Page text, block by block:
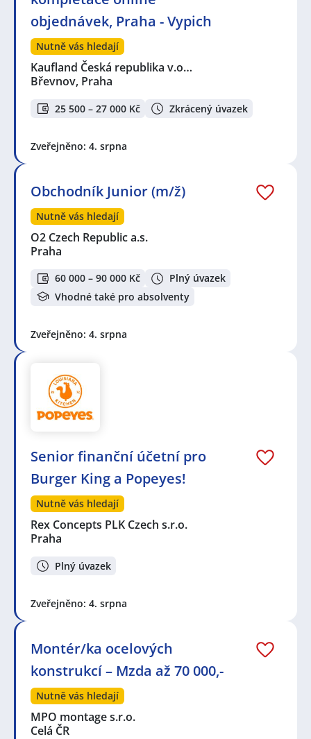
objednávek, Praha - Vypich
Nutně vás hledají
Kaufland Česká republika v.o…
Břevnov, Praha
25 500 – 27 000 Kč Zkrácený úvazek
Zveřejněno: 4. srpna
Obchodník Junior (m/ž)
Nutně vás hledají
O2 Czech Republic a.s.
Praha
60 000 – 90 000 Kč
Plný úvazek
Vhodné také pro absolventy
Zveřejněno: 4. srpna
Senior finanční účetní pro
Burger King a Popeyes!
Nutně vás hledají
Rex Concepts PLK Czech s.r.o.
Praha
Plný úvazek
Zveřejněno: 4. srpna
Montér/ka ocelových
konstrukcí – Mzda až 70 000,-
Nutně vás hledají
MPO montage s.r.o.
Celá ČR